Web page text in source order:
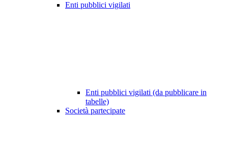
Enti pubblici vigilati
Enti pubblici vigilati (da pubblicare in
tabelle)
Società partecipate